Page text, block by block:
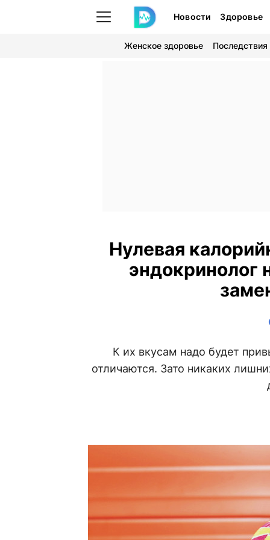
Новости Здоровье
Женское здоровье Последствия
Нулевая
эндокринолог
К их вкусам надо будет
отличаются. Зато никаких